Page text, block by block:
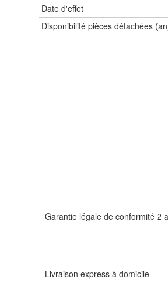
Date d'effet
Disponibilité pièces détachées
Garantie légale de conformité 2
Livraison express à domicile